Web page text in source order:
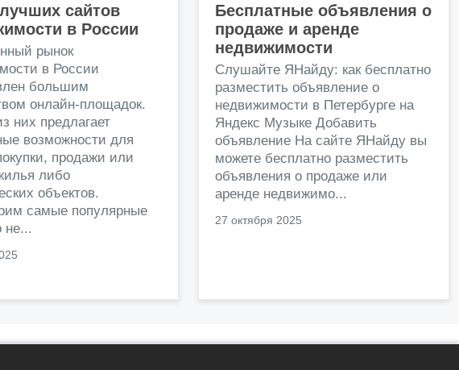
сайтов
в России
рынок
в России
большим
онлайн-площадок.
них предлагает
возможности для
продажи или
либо
объектов.
самые популярные
не...
Бесплатные объявления о
продаже и аренде
недвижимости
Слушайте ЯНайду: как бесплатно
разместить объявление о
недвижимости в Петербурге на
Яндекс Музыке Добавить
объявление На сайте ЯНайду вы
можете бесплатно разместить
объявления о продаже или
аренде недвижимо...
27 октября 2025